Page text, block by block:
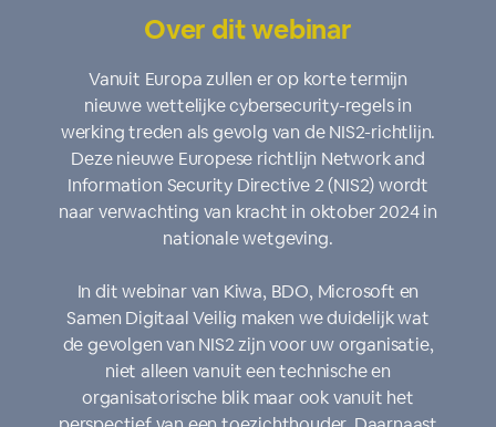
Over dit webinar
Vanuit Europa zullen er op korte termijn
nieuwe wettelijke cybersecurity-regels in
werking treden als gevolg van de NIS2-richtlijn.
Deze nieuwe Europese richtlijn Network and
Information Security Directive 2 (NIS2) wordt
naar verwachting van kracht in oktober 2024 in
nationale wetgeving.
In dit webinar van Kiwa, BDO, Microsoft en
Samen Digitaal Veilig maken we duidelijk wat
de gevolgen van NIS2 zijn voor uw organisatie,
niet alleen vanuit een technische en
organisatorische blik maar ook vanuit het